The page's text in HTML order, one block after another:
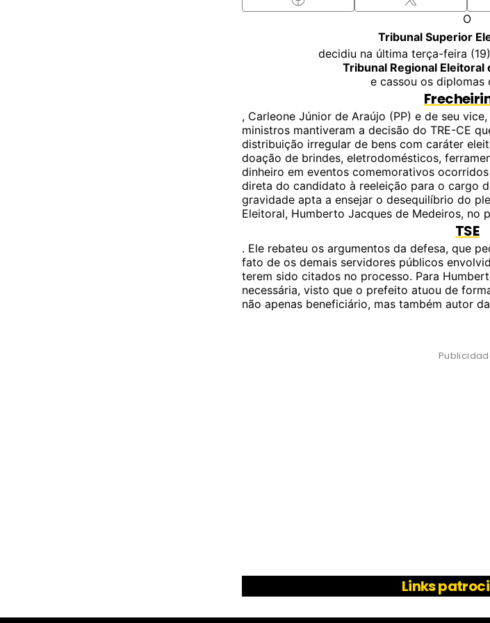
O
Tribunal Superior
decidiu na última terça-feira
Tribunal Regional Eleitoral
e cassou os
, Carleone Júnior de Araújo (PP) e de seu
ministros mantiveram a decisão do TRE-CE
distribuição irregular de bens com caráter
doação de brindes, eletrodomésticos,
dinheiro em eventos comemorativos
direta do candidato à reeleição para o cargo
gravidade apta a ensejar o desequilíbrio do
Eleitoral, Humberto Jacques de Medeiros, no
TSE
. Ele rebateu os argumentos da defesa, que
fato de os demais servidores públicos
terem sido citados no processo. Para
necessária, visto que o prefeito atuou de
não apenas beneficiário, mas também autor
Links